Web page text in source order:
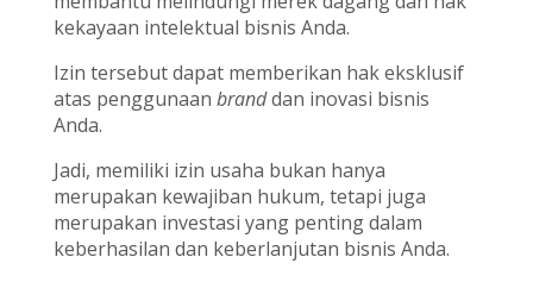
kekayaan intelektual bisnis Anda.
Izin tersebut dapat memberikan hak eksklusif
atas penggunaan branddan inovasi bisnis
Anda.
Jadi, memiliki izin usaha bukan hanya
merupakan kewajiban hukum, tetapi juga
merupakan investasi yang penting dalam
keberhasilan dan keberlanjutan bisnis Anda.